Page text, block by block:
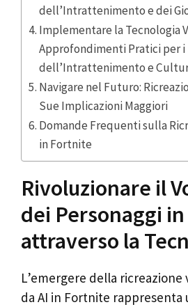
dell’Intrattenimento e dei
Implementare la Tecnologia
Approfondimenti Pratici per
dell’Intrattenimento e
Navigare nel Futuro:
Sue Implicazioni Maggiori
Domande Frequenti sulla
in Fortnite
Rivoluzionare il
dei Personaggi
attraverso la
L’emergere della
da AI in Fortnite